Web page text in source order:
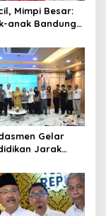
Mimpi Besar:
anak Bandung
Gelar
Jarak
Belajar